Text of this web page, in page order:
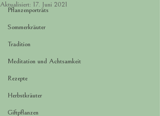
Pflanzenporträts
Sommerkräuter
Tradition
Meditation und Achtsamkeit
Rezepte
Herbstkräuter
Giftpflanzen
Aktualisiert: 17. Juni 2021